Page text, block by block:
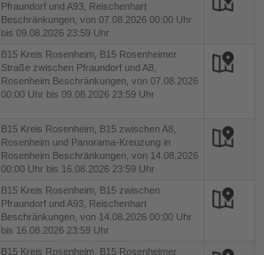
Pfraundorf und A93, Reischenhart
Beschränkungen, von 07.08.2026 00:00 Uhr
bis 09.08.2026 23:59 Uhr
B15 Kreis Rosenheim, B15 Rosenheimer
Straße zwischen Pfraundorf und A8,
Rosenheim Beschränkungen, von 07.08.2026
00:00 Uhr bis 09.08.2026 23:59 Uhr
B15 Kreis Rosenheim, B15 zwischen A8,
Rosenheim und Panorama-Kreuzung in
Rosenheim Beschränkungen, von 14.08.2026
00:00 Uhr bis 16.08.2026 23:59 Uhr
B15 Kreis Rosenheim, B15 zwischen
Pfraundorf und A93, Reischenhart
Beschränkungen, von 14.08.2026 00:00 Uhr
bis 16.08.2026 23:59 Uhr
B15 Kreis Rosenheim, B15 Rosenheimer